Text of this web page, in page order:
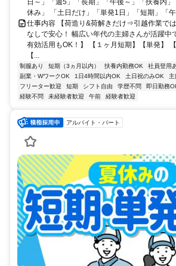
休み」 「土日だけ」「単発1日」「短期」「午
仕事内容 【荷造り&荷解きだけ⇒引越作業で
なしで安心！ 幅広い年代の主婦さんが活躍中
有効活用もOK！】 【１ヶ月短期】【単発】
【...
制服あり 短期（3ヵ月以内） 扶養内勤務OK 社員登用
副業・WワークOK
1日4時間以内OK 土日祝のみOK
フリーター歓迎
短期 シフト自由 学歴不問 即日勤務
経験不問
未経験者歓迎 午前 経験者歓迎
アルバイト・パート